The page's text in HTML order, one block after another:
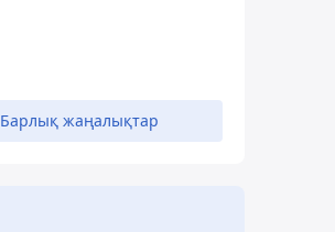
Барлық жаңалықтар